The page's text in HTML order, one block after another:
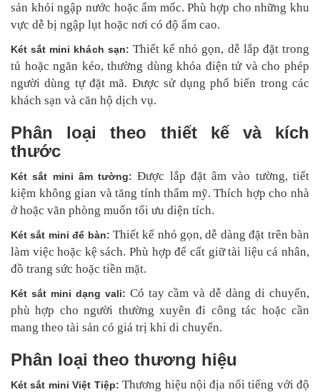
sản khỏi ngập nước hoặc ẩm mốc. Phù hợp cho những khu
vực dễ bị ngập lụt hoặc nơi có độ ẩm cao.
Két sắt mini khách sạn: Thiết kế nhỏ gọn, dễ lắp đặt trong
tủ hoặc ngăn kéo, thường dùng khóa điện tử và cho phép
người dùng tự đặt mã. Được sử dụng phổ biến trong các
khách sạn và căn hộ dịch vụ.
Phân loại theo thiết kế và kích
thước
Két sắt mini âm tường:Được lắp đặt âm vào tường, tiết
kiệm không gian và tăng tính thẩm mỹ. Thích hợp cho nhà
ở hoặc văn phòng muốn tối ưu diện tích.
Két sắt mini để bàn: Thiết kế nhỏ gọn, dễ dàng đặt trên bàn
làm việc hoặc kệ sách. Phù hợp để cất giữ tài liệu cá nhân,
đồ trang sức hoặc tiền mặt.
Két sắt mini dạng vali: Có tay cầm và dễ dàng di chuyển,
phù hợp cho người thường xuyên đi công tác hoặc cần
mang theo tài sản có giá trị khi di chuyển.
Phân loại theo thương hiệu
Két sắt mini Việt Tiệp:Thương hiệu nội địa nổi tiếng với độ